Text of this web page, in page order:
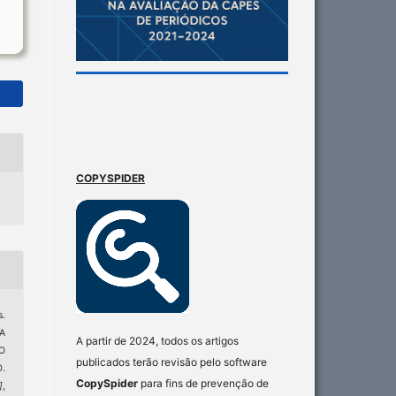
,
COPYSPIDER
A partir de 2024, todos os artigos
publicados terão revisão pelo software
CopySpider para fins de prevenção de